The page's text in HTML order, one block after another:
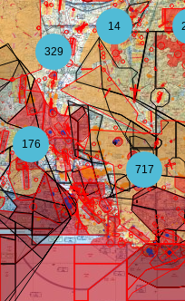
717
329
176
14